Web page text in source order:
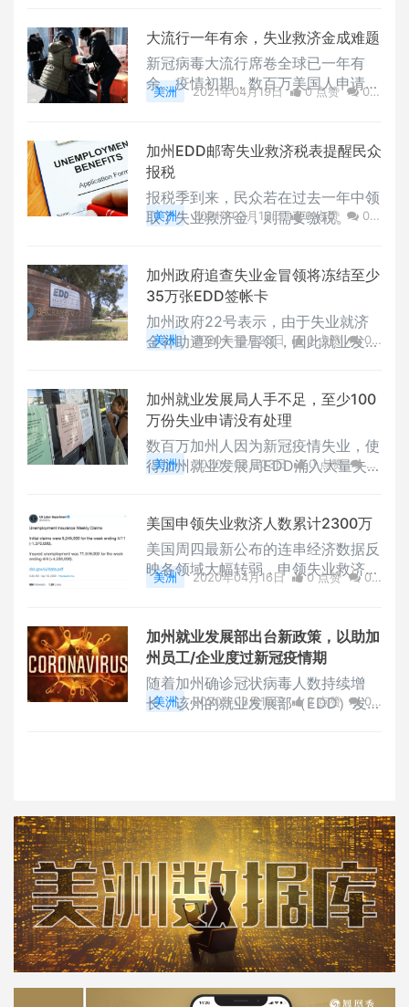
工的积极性降低，与其就业，许多人
宁愿在家里舒服地领取救济金作为收
入的来源。同时， 基层员工不乐观
和不合理
大流行一年有余，失业救济金成难题
新冠病毒大流行席卷全球已一年有
余。疫情初期，数百万美国人申请了
失业救济金。一年之后，美国失业保
毒持续的冲击着美国这个世界最大的
经济体。长达一年的大流行及其导致
的高失业率，使某些州的行政/财政
出现了问题，将可能导致福利延误或
援助金额低于预期的情况。2021年3
一个食品分发点排队等候。/ 图：C
NBC“受益年”Benefit year2
美洲 2021年04月19日 0 点赞
0
加州EDD邮寄失业救济税表提醒民众
报税
报税季到来，民众若在过去一年中领
取了失业救济金，则需要缴税。
美洲 2021年03月16日 0 点赞
0
加州政府追查失业金冒领将冻结至少
35万张EDD签帐卡
加州政府22号表示，由于失业就济
金补助遭到大量冒领，因此就业发展
美洲 2020年10月23日 0 点赞
0
加州就业发展局人手不足，至少100
万份失业申请没有处理
数百万加州人因为新冠疫情失业，使
得加州就业发展局EDD涌入大量失业
得到处理
美洲 2020年08月03日 0 点赞
0
美国申领失业救济人数累计2300万
美国周四最新公布的连串经济数据反
映各领域大幅转弱，申领失业救济人
数在过去四周来累计已经突破2千万
美洲 2020年04月16日 0 点赞
0
加州就业发展部出台新政策，以助加
州员工/企业度过新冠疫情期
随着加州确诊冠状病毒人数持续增
长，该州的就业发展部（EDD）发布
美洲 2020年03月10日 2 点赞
0